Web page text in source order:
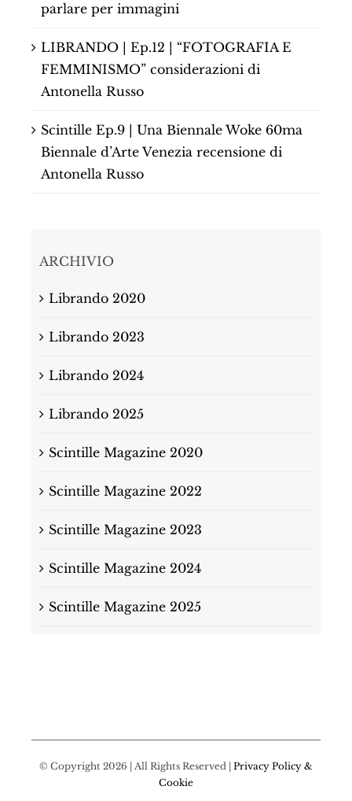
parlare per immagini
LIBRANDO | Ep.12 | “FOTOGRAFIA E
FEMMINISMO” considerazioni di
Antonella Russo
Scintille Ep.9 | Una Biennale Woke 60ma
Biennale d’Arte Venezia recensione di
Antonella Russo
ARCHIVIO
Librando 2020
Librando 2023
Librando 2024
Librando 2025
Scintille Magazine 2020
Scintille Magazine 2022
Scintille Magazine 2023
Scintille Magazine 2024
Scintille Magazine 2025
© Copyright 2026 | All Rights Reserved | Privacy Policy &
Cookie